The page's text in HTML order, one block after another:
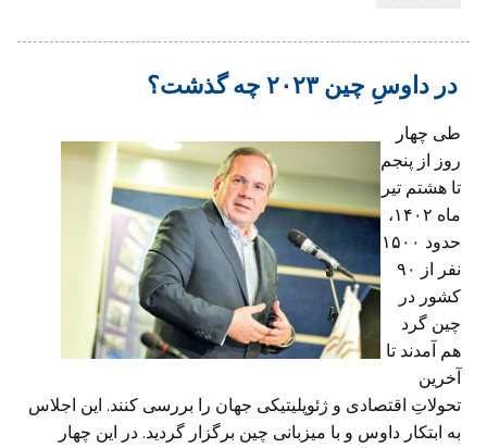
در داوسِ چین ۲۰۲۳ چه گذشت؟
طی چهار
روز از پنجم
تا هشتم تیر
ماه ۱۴۰۲،
حدود ۱۵۰۰
نفر از ۹۰
کشور در
چین گرد
هم آمدند تا
آخرین
تحولاتِ اقتصادی و ژئوپلیتیکی جهان را بررسی کنند. این اجلاس
به ابتکار داوس و با میزبانی چین برگزار گردید. در این چهار